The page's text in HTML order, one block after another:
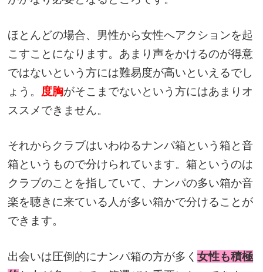
ほとんどの場合、男性から女性へアクションを起
こすことになります。あまり声をかけるのが得意
ではないという方には難易度が高いといえるでし
ょう。 度胸がそこまでないという方にはあまりオ
ススメできません。
それからクラブはいわゆるナンパ箱という箱と音
箱というもので分けられています。箱というのは
クラブのことを指していて、ナンパの多い箱か音
楽を聴きに来ている人が多い箱かで分けることが
できます。
出会いは圧倒的にナンパ箱の方が多く女性も積極